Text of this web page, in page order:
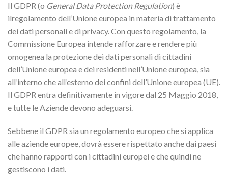
Il GDPR (o General Data Protection Regulation) è
ilregolamento dell’Unione europea in materia di trattamento
dei dati personali e di privacy. Con questo regolamento, la
Commissione Europea intende rafforzare e rendere più
omogenea la protezione dei dati personali di cittadini
dell’Unione europea e dei residenti nell’Unione europea, sia
all’interno che all’esterno dei confini dell’Unione europea (UE).
Il GDPR entra definitivamente in vigore dal 25 Maggio 2018,
e tutte le Aziende devono adeguarsi.
Sebbene il GDPR sia un regolamento europeo che si applica
alle aziende europee, dovrà essere rispettato anche dai paesi
che hanno rapporti con i cittadini europei e che quindi ne
gestiscono i dati.